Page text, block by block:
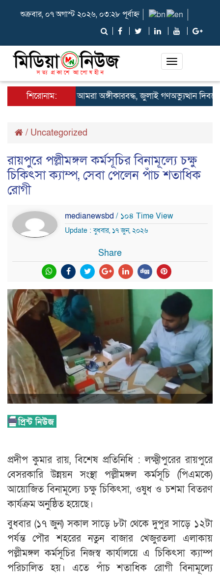
শুক্রবার, ০৭ অগাস্ট ২০২৬, ০৩:২৮ পূর্বাহ্ন
Toggle
শিরোনাম:
সনদ বাস্তবায়নে আমরা অঙ্গীকারবদ্ধ, জুলাই গণঅভ্যুত্থান দিবসে
/ Uncategorized
রায়পুরে পল্লীমঙ্গল কর্মসূচির বিনামূল্যে চক্ষু
চিকিৎসা ক্যাম্প, সেবা পেলেন পাঁচ শতাধিক
রোগী
medianewsbd / ১০৪ Time View
Update : বুধবার, ১৭ জুন, ২০২৬
Share
প্রদীপ কুমার রায়, বিশেষ প্রতিনিধি : লক্ষ্মীপুরের রায়পুরে
বেসরকারি উন্নয়ন সংস্থা পল্লীমঙ্গল কর্মসূচি (পিএমকে)
আয়োজিত বিনামূল্যে চক্ষু চিকিৎসা, ওষুধ ও চশমা বিতরণ
কার্যক্রম অনুষ্ঠিত হয়েছে।
বুধবার (১৭ জুন) সকাল সাড়ে ৮টা থেকে দুপুর সাড়ে ১২টা
পর্যন্ত পৌর শহরের নতুন বাজার খেজুরতলা এলাকায়
পল্লীমঙ্গল কর্মসূচির নিজস্ব কার্যালয়ে এ চিকিৎসা ক্যাম্প
পরিচালিত হয়। এতে পাঁচ শতাধিক রোগী বিনামূল্যে